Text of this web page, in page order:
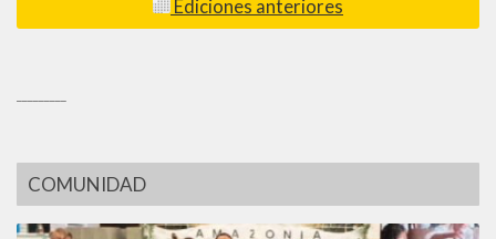
Ediciones anteriores
COMUNIDAD